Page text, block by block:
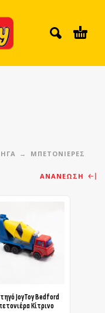
ΜΠΕΤΟΝΙΕΡΕΣ
ΑΝΑΝΈΩΣΗ
JoyToy Bedford
Κίτρινο